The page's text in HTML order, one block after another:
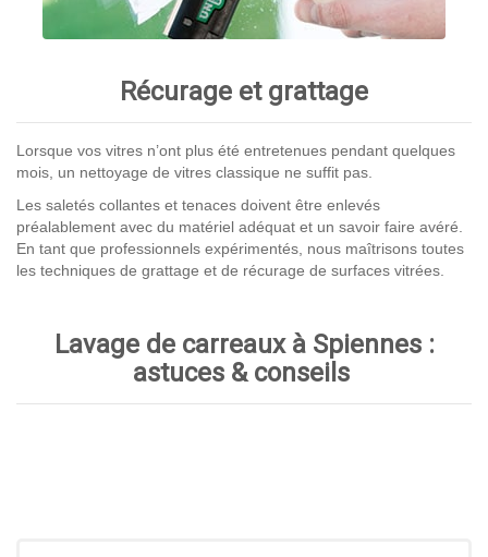
Récurage et grattage
Lorsque vos vitres n’ont plus été entretenues pendant quelques
mois, un nettoyage de vitres classique ne suffit pas.
Les saletés collantes et tenaces doivent être enlevés
préalablement avec du matériel adéquat et un savoir faire avéré.
En tant que professionnels expérimentés, nous maîtrisons toutes
les techniques de grattage et de récurage de surfaces vitrées.
Lavage de carreaux à Spiennes :
astuces & conseils